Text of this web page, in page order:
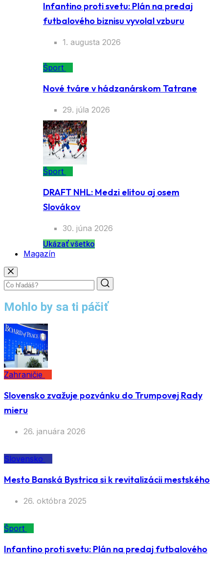
Infantino proti svetu: Plán na predaj
futbalového biznisu vyvolal vzburu
1. augusta 2026
Šport
Nové tváre v hádzanárskom Tatrane
29. júla 2026
Šport
DRAFT NHL: Medzi elitou aj osem
Slovákov
30. júna 2026
Ukázať všetko
Magazín
Mohlo by sa ti páčiť
Zahraničie
Slovensko zvažuje pozvánku do Trumpovej Rady
mieru
26. januára 2026
Slovensko
Mesto Banská Bystrica si k revitalizácii mestského
26. októbra 2025
Šport
Infantino proti svetu: Plán na predaj futbalového